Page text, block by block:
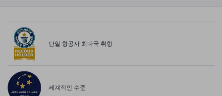
단일 항공사 최다국 취항
세계적인 수준